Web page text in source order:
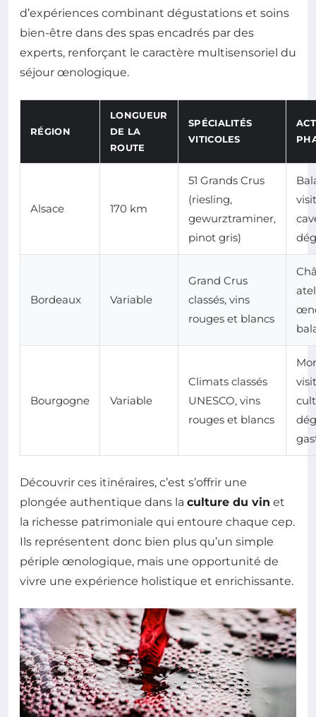
d’expériences combinant dégustations et soins
bien-être dans des spas encadrés par des
experts, renforçant le caractère multisensoriel du
séjour œnologique.
RÉGION
LONGUEUR
DE LA
ROUTE
SPÉCIALITÉS
VITICOLES
Alsace 170 km
51 Grands Crus
(riesling,
gewurztraminer,
pinot gris)
Bordeaux Variable
Grand Crus
classés, vins
rouges et blancs
Bourgogne Variable
Climats classés
UNESCO, vins
rouges et blancs
Découvrir ces itinéraires, c’est s’offrir une
plongée authentique dans la culture du vin et
la richesse patrimoniale qui entoure chaque cep.
Ils représentent donc bien plus qu’un simple
périple œnologique, mais une opportunité de
vivre une expérience holistique et enrichissante.